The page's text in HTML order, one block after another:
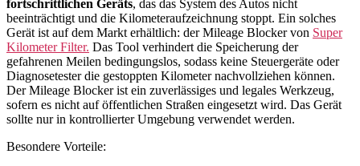
fortschrittlichen Geräts, das das System des Autos nicht
beeinträchtigt und die Kilometeraufzeichnung stoppt. Ein solches
Gerät ist auf dem Markt erhältlich: der Mileage Blocker von Super
Kilometer Filter. Das Tool verhindert die Speicherung der
gefahrenen Meilen bedingungslos, sodass keine Steuergeräte oder
Diagnosetester die gestoppten Kilometer nachvollziehen können.
Der Mileage Blocker ist ein zuverlässiges und legales Werkzeug,
sofern es nicht auf öffentlichen Straßen eingesetzt wird. Das Gerät
sollte nur in kontrollierter Umgebung verwendet werden.
Besondere Vorteile: